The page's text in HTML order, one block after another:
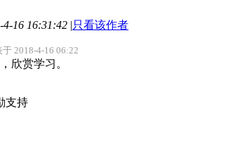
16 16:31:42 |只看该作者
2018-4-16 06:22
欣赏学习。
支持